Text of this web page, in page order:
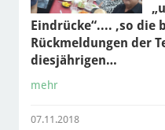
Eindrücke“.... ,so die
Rückmeldungen der
diesjährigen…
mehr
07.11.2018